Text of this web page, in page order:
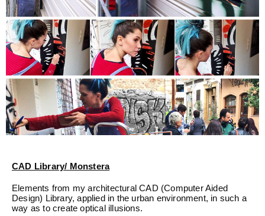
CAD Library/ Monstera
Elements from my architectural CAD (Computer Aided
Design) Library, applied in the urban environment, in such a
way as to create optical illusions.